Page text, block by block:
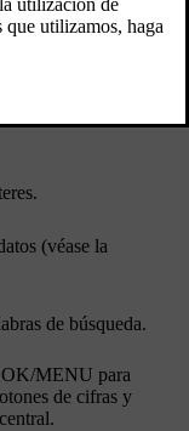
(véase la
de búsqueda.
OK/MENU para
de cifras y